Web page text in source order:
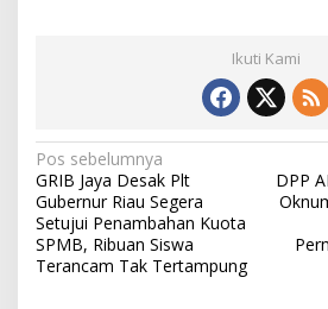
Ikuti Kami
N
a
v
i
Pos sebelumnya
GRIB Jaya Desak Plt
Gubernur Riau Segera
Setujui Penambahan Kuota
SPMB, Ribuan Siswa
Terancam Tak Tertampung
DPP